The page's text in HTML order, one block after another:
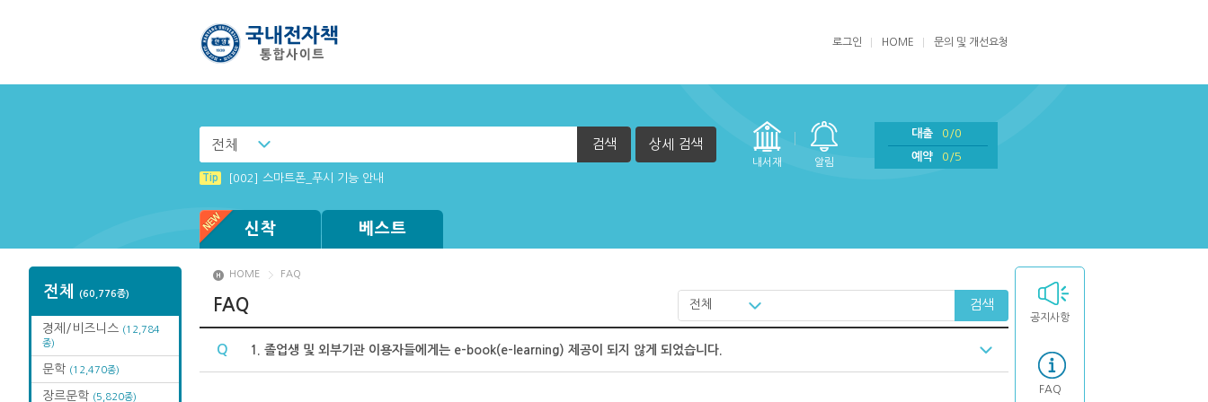
로그인 HOME 문의 및 개선요청
전체 검색 상세 검색
내서재 알림
대출
0/0
예약
0/5
Tip [002] 스마트폰_푸시 기능 안내
신착 베스트
전체 (60,776종)
경제/비즈니스 (12,784
종)
문학 (12,470종)
장르문학 (5,820종)
공지사항
FAQ
HOME FAQ
FAQ 전체 검색
Q 1. 졸업생 및 외부기관 이용자들에게는 e-book(e-learning) 제공이 되지 않게 되었습니다.